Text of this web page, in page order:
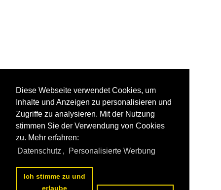
Diese Webseite verwendet Cookies, um
Inhalte und Anzeigen zu personalisieren und
Zugriffe zu analysieren. Mit der Nutzung
stimmen Sie der Verwendung von Cookies
zu. Mehr erfahren:
Datenschutz , Personalisierte Werbung
Ich stimme zu und
erlaube